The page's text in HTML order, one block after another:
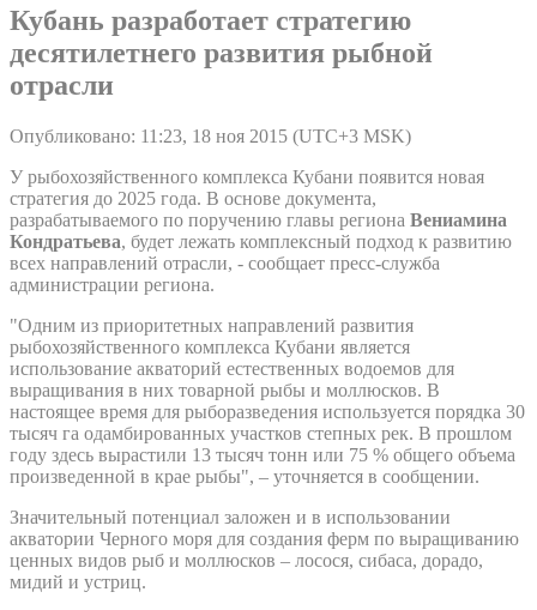
Кубань разработает стратегию
десятилетнего развития рыбной
отрасли
Опубликовано: 11:23, 18 ноя 2015 (UTC+3 MSK)
У рыбохозяйственного комплекса Кубани появится новая
стратегия до 2025 года. В основе документа,
разрабатываемого по поручению главы региона Вениамина
Кондратьева, будет лежать комплексный подход к развитию
всех направлений отрасли, - сообщает пресс-служба
администрации региона.
"Одним из приоритетных направлений развития
рыбохозяйственного комплекса Кубани является
использование акваторий естественных водоемов для
выращивания в них товарной рыбы и моллюсков. В
настоящее время для рыборазведения используется порядка 30
тысяч га одамбированных участков степных рек. В прошлом
году здесь вырастили 13 тысяч тонн или 75 % общего объема
произведенной в крае рыбы", – уточняется в сообщении.
Значительный потенциал заложен и в использовании
акватории Черного моря для создания ферм по выращиванию
ценных видов рыб и моллюсков – лосося, сибаса, дорадо,
мидий и устриц.